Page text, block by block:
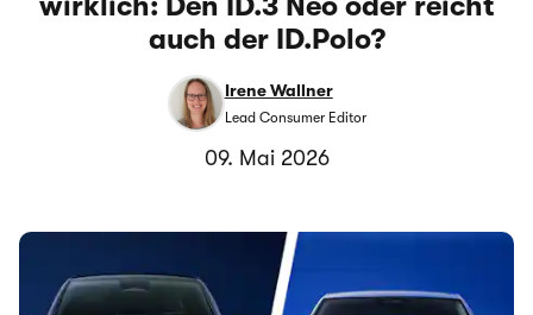
auch der ID.Polo?
Irene Wallner
Lead Consumer Editor
09. Mai 2026